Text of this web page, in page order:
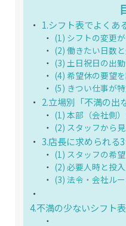
1.シフト表でよくあ
(1) シフトの変更
(2) 働きたい日数
(3) 土日祝日の出
(4) 希望休の要望
(5) きつい仕事が
2.立場別「不満の出
(1) 本部（会社側
(2) スタッフから
3.店長に求められる
(1) スタッフの希
(2) 必要人時と投
(3) 法令・会社ル
4.不満の少ないシフト